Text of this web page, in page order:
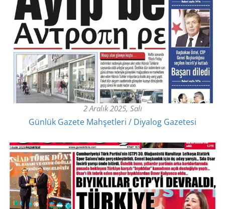
2 Aralık 2025, Salı
Günlük Gazete Mahşetleri / Diyalog Gazetesi